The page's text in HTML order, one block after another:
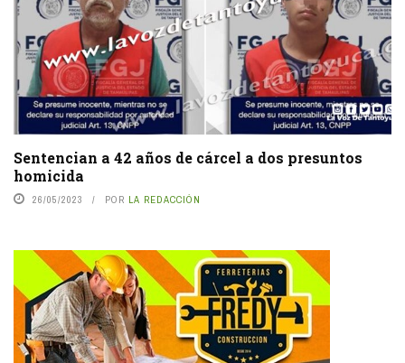
Sentencian a 42 años de cárcel a dos presuntos
homicida
26/05/2023 POR LA REDACCIÓN